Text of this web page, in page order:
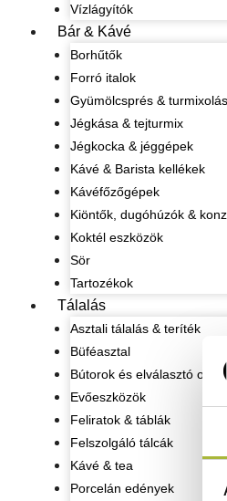
Vízlágyítók
Bár & Kávé
Borhűtők
Forró italok
Gyümölcsprés & turmixolás
Jégkása & tejturmix
Jégkocka & jéggépek
Kávé & Barista kellékek
Kávéfőzőgépek
Kiöntők, dugóhúzók &
Koktél eszközök
Sör
Tartozékok
Tálalás
Asztali tálalás & teríték
Büféasztal
Bútorok és elválasztó
Evőeszközök
Feliratok & táblák
Felszolgáló tálcák
Kávé & tea
Porcelán edények